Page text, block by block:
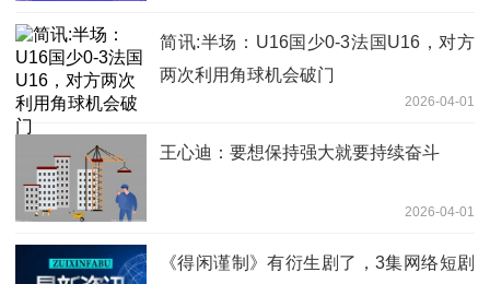
简讯:半场：U16国少0-3法国U16，对方
两次利用角球机会破门
2026-04-01
王心迪：要想保持强大就要持续奋斗
2026-04-01
《得闲谨制》有衍生剧了，3集网络短剧